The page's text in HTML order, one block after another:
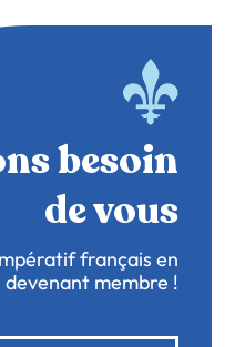
besoin
de vous
français en
membre !